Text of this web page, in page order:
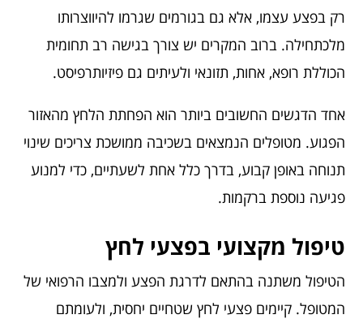
רק בפצע עצמו, אלא גם בגורמים שגרמו להיווצרותו
מלכתחילה. ברוב המקרים יש צורך בגישה רב תחומית
הכוללת רופא, אחות, תזונאי ולעיתים גם פיזיותרפיסט.
אחד הדגשים החשובים ביותר הוא הפחתת הלחץ מהאזור
הפגוע. מטופלים הנמצאים בשכיבה ממושכת צריכים שינוי
תנוחה באופן קבוע, בדרך כלל אחת לשעתיים, כדי למנוע
פגיעה נוספת ברקמות.
טיפול מקצועי בפצעי לחץ
הטיפול משתנה בהתאם לדרגת הפצע ולמצבו הרפואי של
המטופל. קיימים פצעי לחץ שטחיים יחסית, ולעומתם